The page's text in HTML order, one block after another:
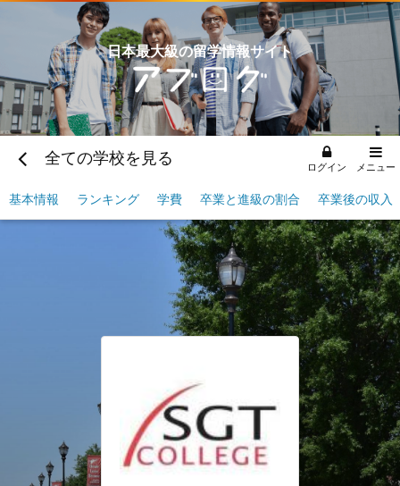
日本最大級の留学情報サイト
全ての学校を見る ログイン メニュー
基本情報 ランキング 学費 卒業と進級の割合 卒業後の収入